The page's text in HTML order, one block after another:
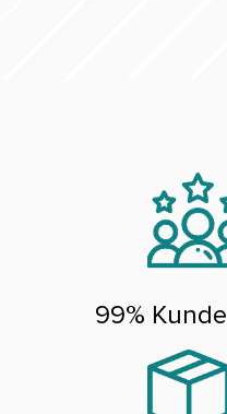
99%